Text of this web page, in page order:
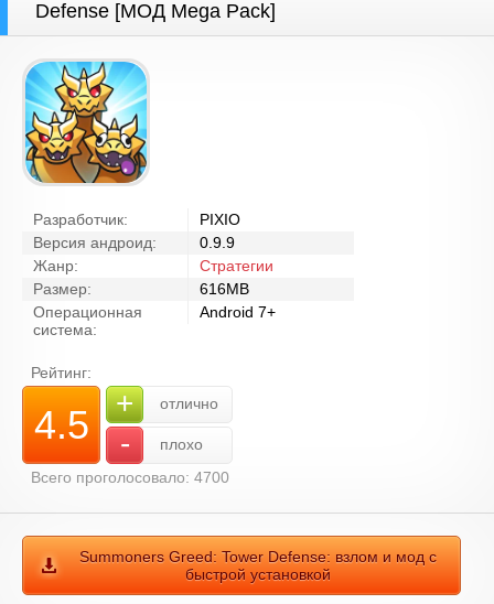
Defense [МОД Mega Pack]
Разработчик:
PIXIO
Версия андроид:
0.9.9
Жанр:
Стратегии
Размер:
616MB
Операционная
система:
Android 7+
Рейтинг:
4.5 + отлично
-
плохо
Всего проголосовало: 4700
Summoners Greed: Tower Defense: взлом и мод с
быстрой установкой